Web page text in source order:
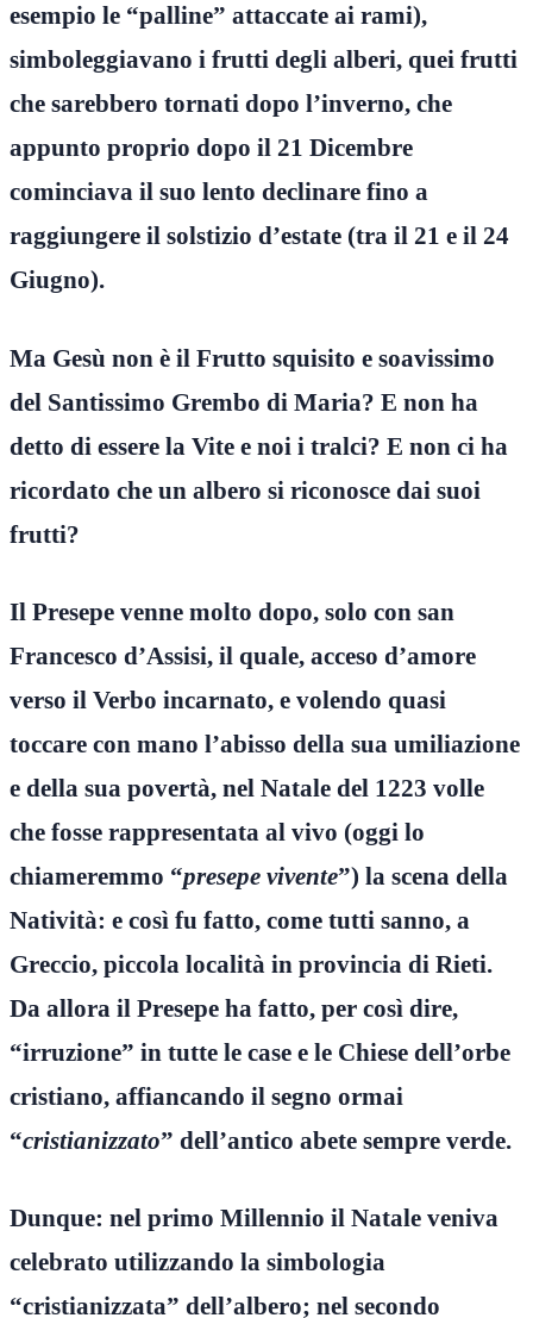
esempio le “palline” attaccate ai rami),
simboleggiavano i frutti degli alberi, quei frutti
che sarebbero tornati dopo l’inverno, che
appunto proprio dopo il 21 Dicembre
cominciava il suo lento declinare fino a
raggiungere il solstizio d’estate (tra il 21 e il 24
Giugno).
Ma Gesù non è il Frutto squisito e soavissimo
del Santissimo Grembo di Maria? E non ha
detto di essere la Vite e noi i tralci? E non ci ha
ricordato che un albero si riconosce dai suoi
frutti?
Il Presepe venne molto dopo, solo con san
Francesco d’Assisi, il quale, acceso d’amore
verso il Verbo incarnato, e volendo quasi
toccare con mano l’abisso della sua umiliazione
e della sua povertà, nel Natale del 1223 volle
che fosse rappresentata al vivo (oggi lo
chiameremmo “presepe vivente”) la scena della
Natività: e così fu fatto, come tutti sanno, a
Greccio, piccola località in provincia di Rieti.
Da allora il Presepe ha fatto, per così dire,
“irruzione” in tutte le case e le Chiese dell’orbe
cristiano, affiancando il segno ormai
“cristianizzato” dell’antico abete sempre verde.
Dunque: nel primo Millennio il Natale veniva
celebrato utilizzando la simbologia
“cristianizzata” dell’albero; nel secondo